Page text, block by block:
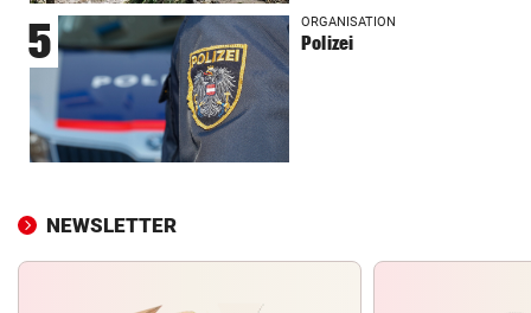
5 ORGANISATION
Polizei
NEWSLETTER